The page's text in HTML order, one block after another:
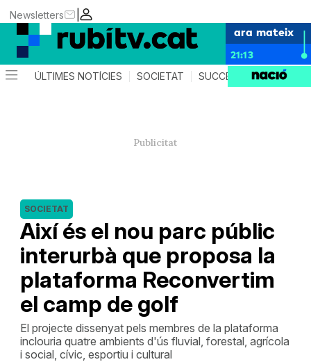
|
Newsletters
ara mateix
21:13
ÚLTIMES NOTÍCIES SOCIETAT SUCCESSOS
Així és el nou parc públic
interurbà que proposa la
plataforma Reconvertim
el camp de golf
SOCIETAT
El projecte dissenyat pels membres de la plataforma
inclouria quatre ambients d'ús fluvial, forestal, agrícola
i social, cívic, esportiu i cultural